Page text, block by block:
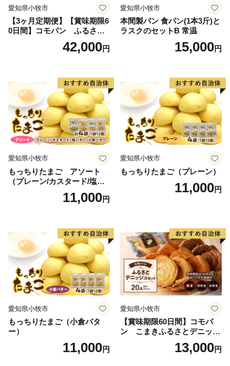
愛知県小牧市
【3ヶ月定期便】【賞味期限6
0日間】コモパン ふるさと
クロワッサンセット（計90
個）／災害用備蓄 保存食 非
42,000円
愛知県小牧市
本間製パン 食パン(1本3斤)と
ラスクのセットB 常温
15,000円
愛知県小牧市
もっちりたまご アソート
（プレーン/カスタード/塩バ
ター/小倉バター）11,000円
愛知県小牧市
もっちりたまご（プレーン）
11,000円
愛知県小牧市
もっちりたまご（小倉バタ
ー）
11,000円
愛知県小牧市
【賞味期限60日間】コモパ
ン こまきふるさとデニッシ
ュセット（20個入り）／災害
用備蓄 保存食 非常食 防災グ
13,000円